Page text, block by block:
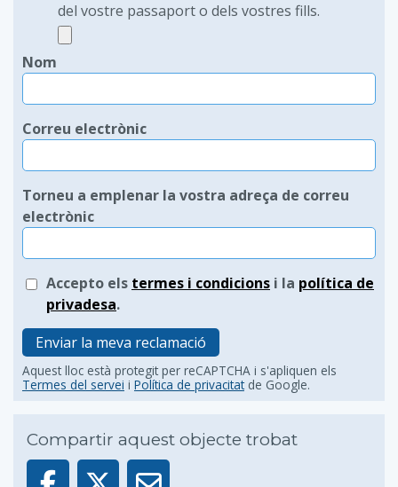
del vostre passaport o dels vostres fills.
Nom
Correu electrònic
Torneu a emplenar la vostra adreça de correu
electrònic
Accepto els termes i condicions i la política de
privadesa.
Enviar la meva reclamació
Aquest lloc està protegit per reCAPTCHA i s'apliquen els
Termes del servei i Política de privacitatde Google.
Compartir aquest objecte trobat